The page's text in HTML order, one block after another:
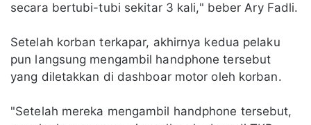
secara bertubi-tubi sekitar 3 kali," beber Ary Fadli.
Setelah korban terkapar, akhirnya kedua pelaku
pun langsung mengambil handphone tersebut
yang diletakkan di dashboar motor oleh korban.
"Setelah mereka mengambil handphone tersebut,